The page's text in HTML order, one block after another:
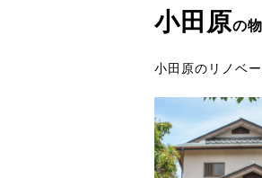
小田原の
小田原のリノベ